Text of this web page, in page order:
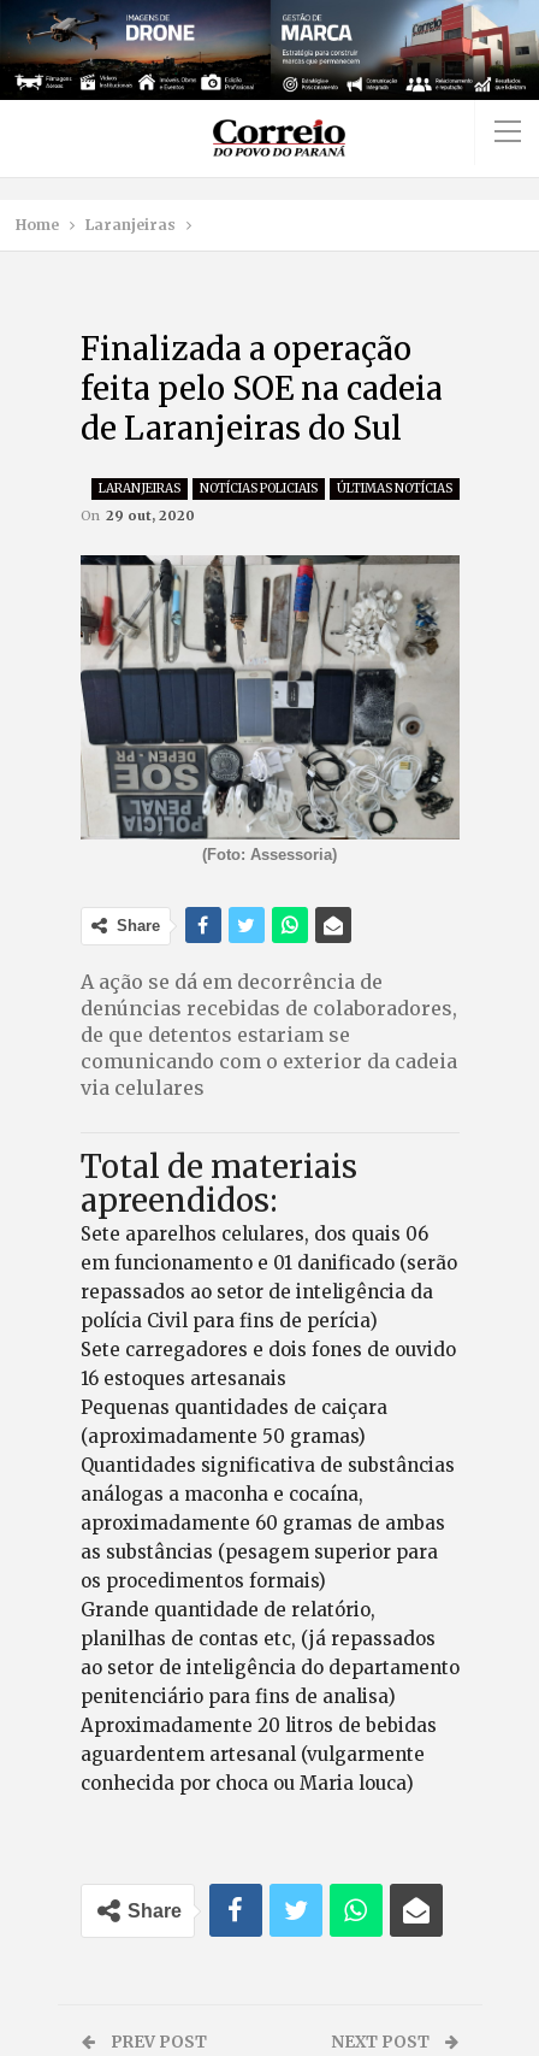
Home Laranjeiras
Finalizada a operação
feita pelo SOE na cadeia
de Laranjeiras do Sul
LARANJEIRAS NOTÍCIAS POLICIAIS ÚLTIMAS NOTÍCIAS
On 29 out, 2020
(Foto: Assessoria)
Share
A ação se dá em decorrência de
denúncias recebidas de colaboradores,
de que detentos estariam se
comunicando com o exterior da cadeia
via celulares
Total de materiais
apreendidos:
Sete aparelhos celulares, dos quais 06
em funcionamento e 01 danificado (serão
repassados ao setor de inteligência da
polícia Civil para fins de perícia)
Sete carregadores e dois fones de ouvido
16 estoques artesanais
Pequenas quantidades de caiçara
(aproximadamente 50 gramas)
Quantidades significativa de substâncias
análogas a maconha e cocaína,
aproximadamente 60 gramas de ambas
as substâncias (pesagem superior para
os procedimentos formais)
Grande quantidade de relatório,
planilhas de contas etc, (já repassados
ao setor de inteligência do departamento
penitenciário para fins de analisa)
Aproximadamente 20 litros de bebidas
aguardentem artesanal (vulgarmente
conhecida por choca ou Maria louca)
Share
PREV POST NEXT POST